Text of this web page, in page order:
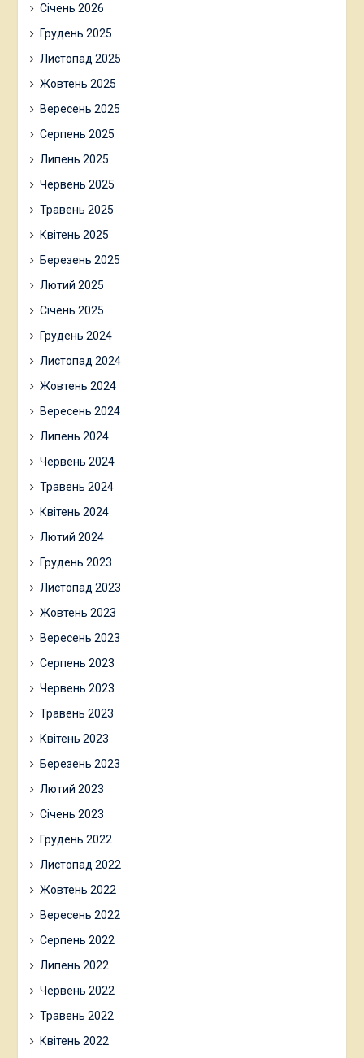
Січень 2026
Грудень 2025
Листопад 2025
Жовтень 2025
Вересень 2025
Серпень 2025
Липень 2025
Червень 2025
Травень 2025
Квітень 2025
Березень 2025
Лютий 2025
Січень 2025
Грудень 2024
Листопад 2024
Жовтень 2024
Вересень 2024
Липень 2024
Червень 2024
Травень 2024
Квітень 2024
Лютий 2024
Грудень 2023
Листопад 2023
Жовтень 2023
Вересень 2023
Серпень 2023
Червень 2023
Травень 2023
Квітень 2023
Березень 2023
Лютий 2023
Січень 2023
Грудень 2022
Листопад 2022
Жовтень 2022
Вересень 2022
Серпень 2022
Липень 2022
Червень 2022
Травень 2022
Квітень 2022